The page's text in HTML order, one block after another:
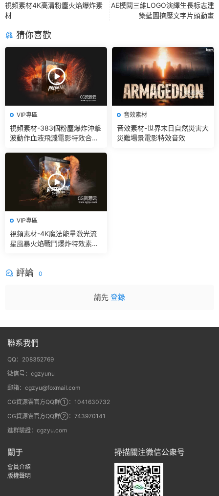
視頻素材4K高清粉塵火焰爆炸素
材
AE模闆三維LOGO演繹生長标志建
築藍圖擠壓文字片頭動畫
猜你喜歡
VIP專區
視頻素材-383個粉塵爆炸沖擊
波動作血液飛濺電影特效合成
音效素材
音效素材-世界末日自然災害大
災難場景電影特效音效
VIP專區
視頻素材-4K魔法能量激光流
星風暴火焰戰鬥爆炸特效素材
評論 0
請先 登錄
聯系我們
QQ：208352769
微信号：cgzyunu
郵箱：cgzyu@foxmail.com
CG資源雲官方QQ群①：1041630732
CG資源雲官方QQ群②：743970141
進群驗證：cgzyu.com
關于
會員介紹
版權聲明
掃描關注微信公衆号